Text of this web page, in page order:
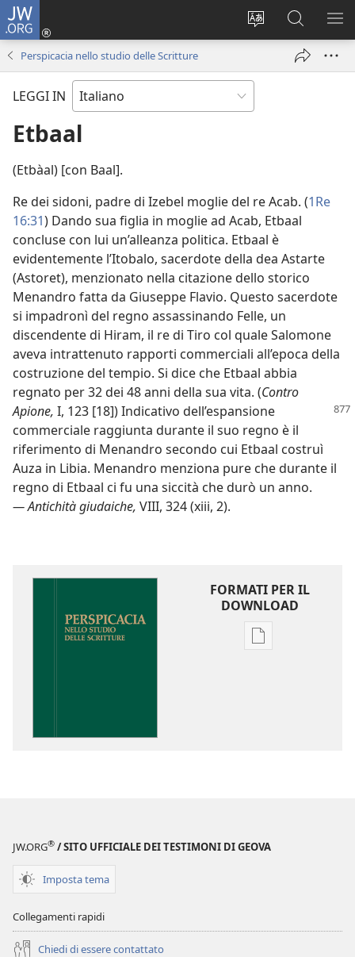
JW.ORG
Modificare
Accedi
(apre
finestra)
Cerca
in
JW.ORG
Perspicacia nello studio delle Scritture
LEGGI IN
Etbaal
(Etbàal) [con Baal].
Re dei sidoni, padre di Izebel moglie del re Acab. (1Re
16:31) Dando sua figlia in moglie ad Acab, Etbaal
concluse con lui un’alleanza politica. Etbaal è
evidentemente l’Itobalo, sacerdote della dea Astarte
(Astoret), menzionato nella citazione dello storico
Menandro fatta da Giuseppe Flavio. Questo sacerdote
si impadronì del regno assassinando Felle, un
discendente di Hiram, il re di Tiro col quale Salomone
aveva intrattenuto rapporti commerciali all’epoca della
costruzione del tempio. Si dice che Etbaal abbia
regnato per 32 dei 48 anni della sua vita. (Contro
Apione, I, 123 [18]) Indicativo dell’espansione
commerciale raggiunta durante il suo regno è il
riferimento di Menandro secondo cui Etbaal costruì
Auza in Libia. Menandro menziona pure che durante il
regno di Etbaal ci fu una siccità che durò un anno.
— Antichità giudaiche, VIII, 324 (xiii, 2).
FORMATI PER IL
DOWNLOAD
Opzioni
JW.ORG® / SITO UFFICIALE DEI TESTIMONI DI GEOVA
Imposta tema
Collegamenti rapidi
Chiedi di essere contattato